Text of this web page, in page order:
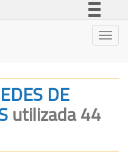
Legislação
Canais
DE
utilizada 44